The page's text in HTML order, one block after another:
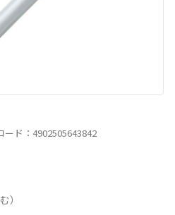
ド：4902505643842
）